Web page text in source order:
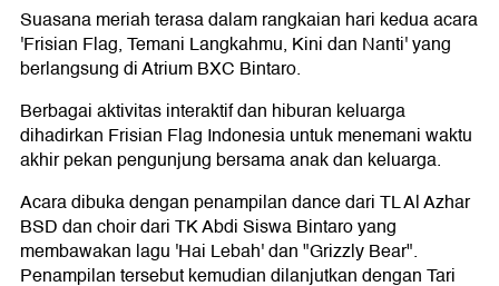
Suasana meriah terasa dalam rangkaian hari kedua acara
'Frisian Flag, Temani Langkahmu, Kini dan Nanti' yang
berlangsung di Atrium BXC Bintaro.
Berbagai aktivitas interaktif dan hiburan keluarga
dihadirkan Frisian Flag Indonesia untuk menemani waktu
akhir pekan pengunjung bersama anak dan keluarga.
Acara dibuka dengan penampilan dance dari TL Al Azhar
BSD dan choir dari TK Abdi Siswa Bintaro yang
membawakan lagu 'Hai Lebah' dan "Grizzly Bear".
Penampilan tersebut kemudian dilanjutkan dengan Tari